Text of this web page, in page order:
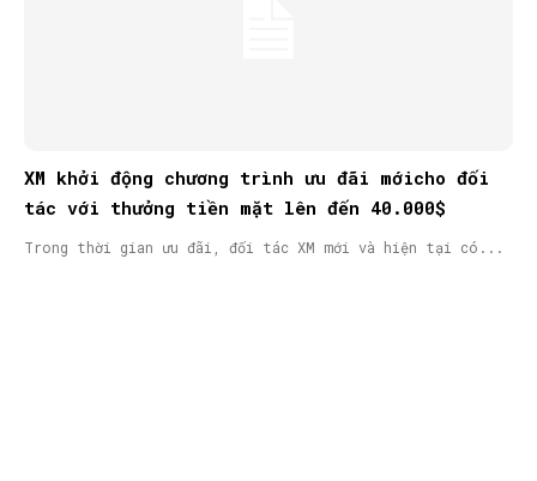
XM khởi động chương trình ưu đãi mớicho đối
tác với thưởng tiền mặt lên đến 40.000$
Trong thời gian ưu đãi, đối tác XM mới và hiện tại có...